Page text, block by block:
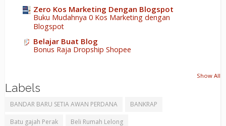
Zero Kos Marketing Dengan Blogspot
Buku Mudahnya 0 Kos Marketing dengan
Blogspot
Belajar Buat Blog
Bonus Raja Dropship Shopee
Show All
Labels
BANDAR BARU SETIA AWAN PERDANA BANKRAP
Batu gajah Perak Beli Rumah Lelong